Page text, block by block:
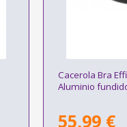
Cacerola Bra
Aluminio
55,99 €